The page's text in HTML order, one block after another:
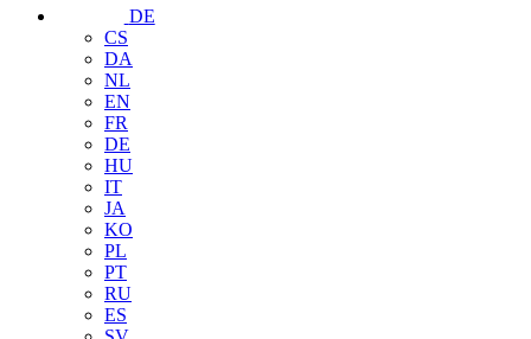
DE
CS
DA
NL
EN
FR
DE
HU
IT
JA
KO
PL
PT
RU
ES